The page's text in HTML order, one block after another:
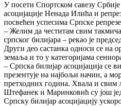
У посети Спортском савезу
асоцијације Ненада Илића и
посвећен успесима Српске
– Желим да честитам свим
српског билијара – рекао је
Други део састанка односи се на
земаља и то у категоријама
– Српска билијар асоцијација се
презентује на најбољи начин, а
претходних година. Хвала и свим
Штефанек и Маринковић су још
Српску билијар асоцијацију